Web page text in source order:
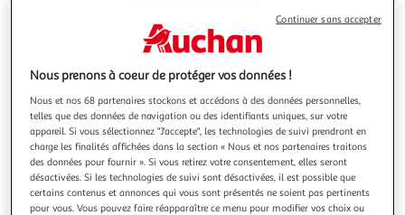
Nous prenons à coeur de protéger vos données !
Nous et nos 68 partenaires stockons et accédons à des données personnelles,
telles que des données de navigation ou des identifiants uniques, sur votre
appareil. Si vous sélectionnez "J'accepte", les technologies de suivi prendront en
charge les finalités affichées dans la section « Nous et nos partenaires traitons
des données pour fournir ». Si vous retirez votre consentement, elles seront
désactivées. Si les technologies de suivi sont désactivées, il est possible que
certains contenus et annonces qui vous sont présentés ne soient pas pertinents
pour vous. Vous pouvez faire réapparaître ce menu pour modifier vos choix ou
Continuer sans accepter